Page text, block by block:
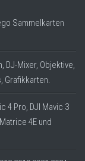
Sammelkarten
DJ-Mixer, Objektive,
Grafikkarten.
4 Pro, DJI Mavic 3
4E und